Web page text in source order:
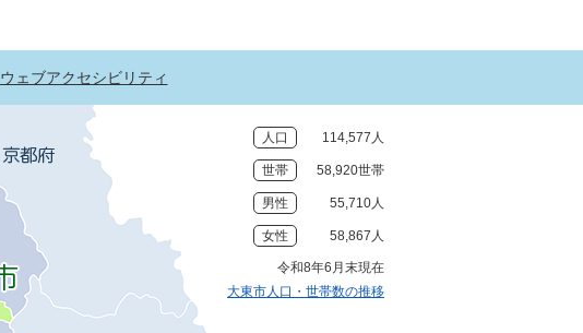
ウェブアクセシビリティ
人口 114,577人
世帯 58,920世帯
男性 55,710人
女性 58,867人
令和8年6月末現在
大東市人口・世帯数の推移